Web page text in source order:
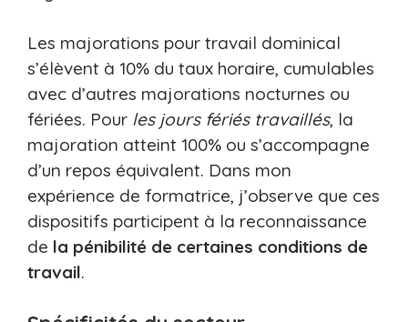
Les majorations pour travail dominical
s’élèvent à 10% du taux horaire, cumulables
avec d’autres majorations nocturnes ou
fériées. Pour les jours fériés travaillés, la
majoration atteint 100% ou s’accompagne
d’un repos équivalent. Dans mon
expérience de formatrice, j’observe que ces
dispositifs participent à la reconnaissance
de la pénibilité de certaines conditions de
travail.